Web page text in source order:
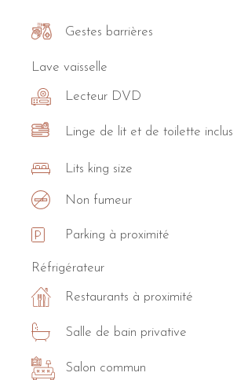
Gestes barrières
Lave vaisselle
Lecteur DVD
Linge de lit et de toilette inclus
Lits king size
Non fumeur
Parking à proximité
Réfrigérateur
Restaurants à proximité
Salle de bain privative
Salon commun